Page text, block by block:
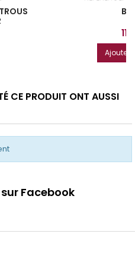
Prix
Ajouter
CE PRODUIT ONT AUSSI
Facebook